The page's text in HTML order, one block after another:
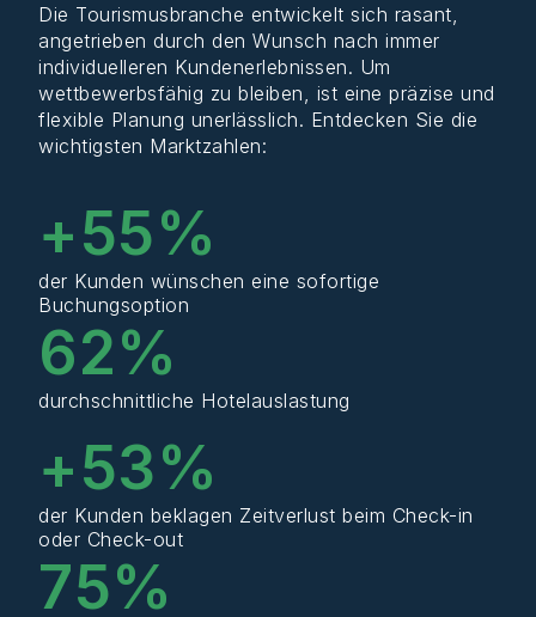
Die Tourismusbranche entwickelt sich rasant,
angetrieben durch den Wunsch nach immer
individuelleren Kundenerlebnissen. Um
wettbewerbsfähig zu bleiben ist eine präzise und
flexible Planung unerlässlich. Entdecken Sie die
wichtigsten Marktzahlen:
der Kunden wünschen eine sofortige
Buchungsoption
+55%
durchschnittliche Hotelauslastung
62%
der Kunden beklagen Zeitverlust beim Check-in
oder Check-out
+53%
75%